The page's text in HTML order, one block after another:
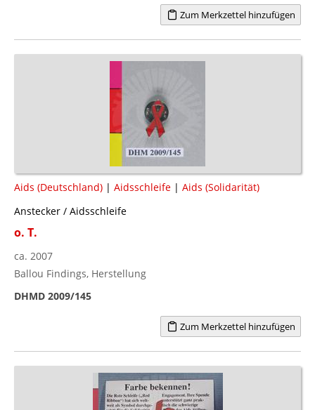
Zum Merkzettel hinzufügen
Aids (Deutschland) | Aidsschleife | Aids (Solidarität)
Anstecker / Aidsschleife
o. T.
ca. 2007
Ballou Findings, Herstellung
DHMD 2009/145
Zum Merkzettel hinzufügen